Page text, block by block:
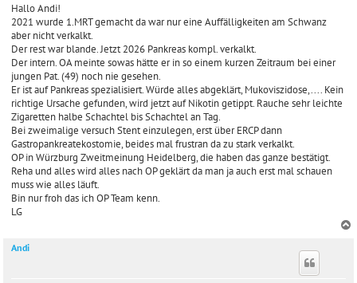
i
t
a
g
Hallo Andi!
2021 wurde 1.MRT gemacht da war nur eine Auffälligkeiten am Schwanz
aber nicht verkalkt.
Der rest war blande. Jetzt 2026 Pankreas kompl. verkalkt.
Der intern. OA meinte sowas hätte er in so einem kurzen Zeitraum bei einer
jungen Pat. (49) noch nie gesehen.
Er ist auf Pankreas spezialisiert. Würde alles abgeklärt, Mukoviszidose,.... Kein
richtige Ursache gefunden, wird jetzt auf Nikotin getippt. Rauche sehr leichte
Zigaretten halbe Schachtel bis Schachtel an Tag.
Bei zweimalige versuch Stent einzulegen, erst über ERCP dann
Gastropankreatekostomie, beides mal frustran da zu stark verkalkt.
OP in Würzburg Zweitmeinung Heidelberg, die haben das ganze bestätigt.
Reha und alles wird alles nach OP geklärt da man ja auch erst mal schauen
muss wie alles läuft.
Bin nur froh das ich OP Team kenn.
LG
Andi